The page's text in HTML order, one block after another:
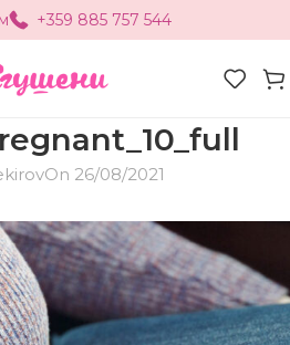
+359 885 757 544
On 26/08/2021